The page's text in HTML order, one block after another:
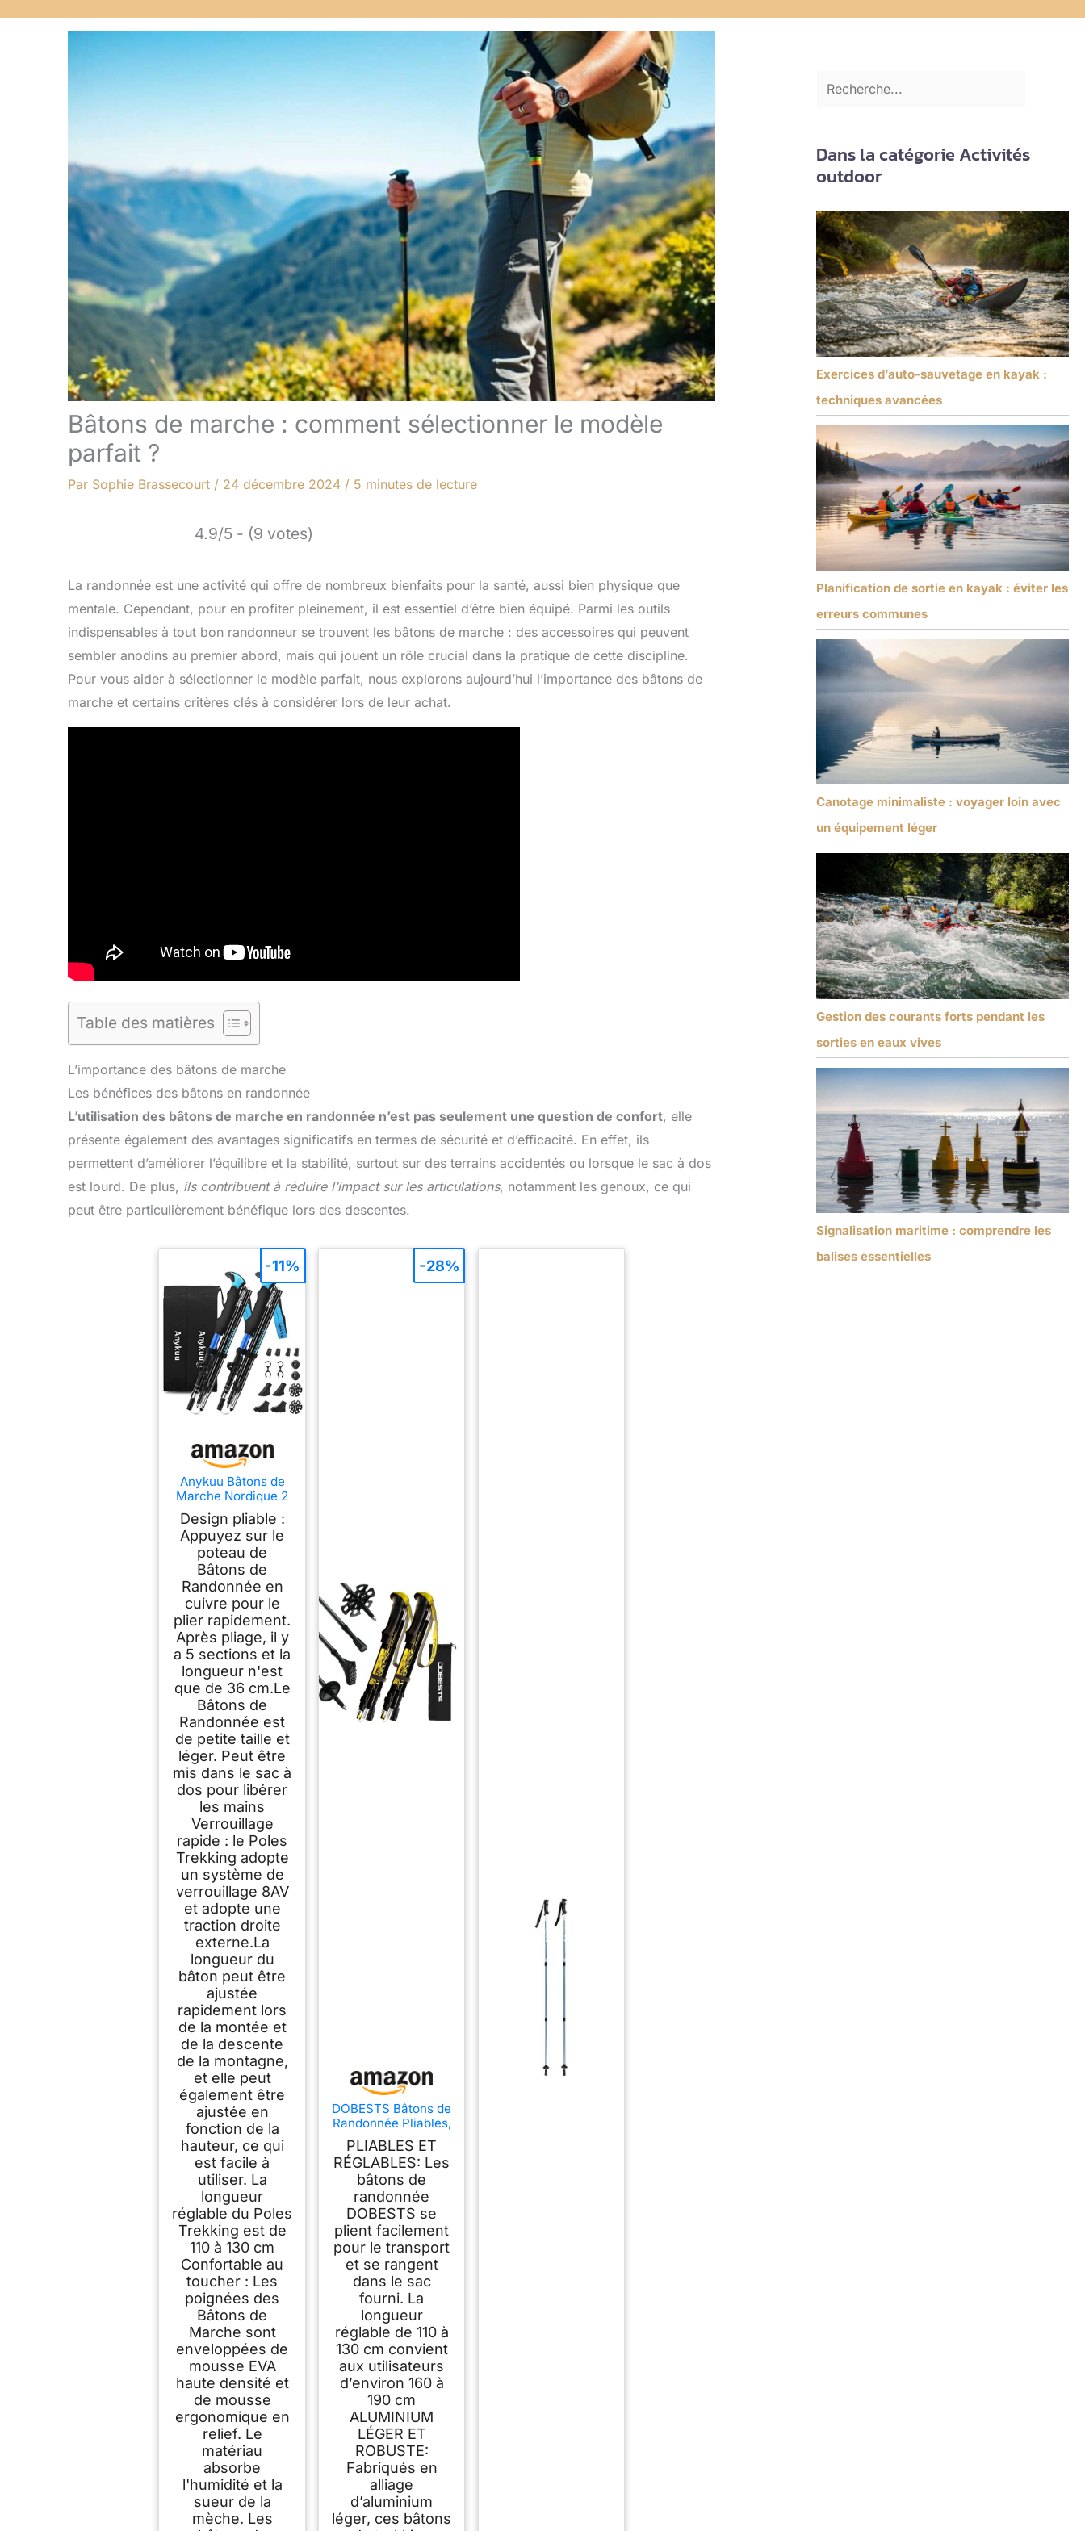
Bâtons de marche : comment sélectionner le modèle
parfait ?
Par Sophie Brassecourt / 24 décembre 2024 / 5 minutes de lecture
4.9/5 - (9 votes)
La randonnée est une activité qui offre de nombreux bienfaits pour la santé, aussi bien physique que
mentale. Cependant, pour en profiter pleinement, il est essentiel d’être bien équipé. Parmi les outils
indispensables à tout bon randonneur se trouvent les bâtons de marche : des accessoires qui peuvent
sembler anodins au premier abord, mais qui jouent un rôle crucial dans la pratique de cette discipline.
Pour vous aider à sélectionner le modèle parfait, nous explorons aujourd’hui l’importance des bâtons de
marche et certains critères clés à considérer lors de leur achat.
Table des matières
L’importance des bâtons de marche
Les bénéfices des bâtons en randonnée
L’utilisation des bâtons de marche en randonnée n’est pas seulement une question de confort, elle
présente également des avantages significatifs en termes de sécurité et d’efficacité. En effet, ils
permettent d’améliorer l’équilibre et la stabilité, surtout sur des terrains accidentés ou lorsque le sac à dos
est lourd. De plus, ils contribuent à réduire l’impact sur les articulations, notamment les genoux, ce qui
peut être particulièrement bénéfique lors des descentes.
Anykuu Bâtons de
Marche Nordique 2
PCS, avec 14
Accessoires
d'escalade, Bâtons
de Randonnée
Telescopiques
Antichoc
Antidérapant Poles
Trekking 7075
Aluminium
Aérospatial
(Réglables 110-130
cm)
Design pliable :
Appuyez sur le
poteau de
Bâtons de
Randonnée en
cuivre pour le
plier rapidement.
Après pliage, il y
a 5 sections et la
longueur n'est
que de 36 cm.Le
Bâtons de
Randonnée est
de petite taille et
léger. Peut être
mis dans le sac à
dos pour libérer
les mains
Verrouillage
rapide : le Poles
Trekking adopte
un système de
verrouillage 8AV
et adopte une
traction droite
externe.La
longueur du
bâton peut être
ajustée
rapidement lors
de la montée et
de la descente
de la montagne,
et elle peut
également être
ajustée en
fonction de la
hauteur, ce qui
est facile à
utiliser. La
longueur
réglable du Poles
Trekking est de
110 à 130 cm
Confortable au
toucher : Les
poignées des
Bâtons de
Marche sont
enveloppées de
mousse EVA
haute densité et
de mousse
ergonomique en
relief. Le
matériau
absorbe
l'humidité et la
sueur de la
mèche. Les
-11%
DOBESTS Bâtons de
Randonnée Pliables,
Aluminium, 110-130
cm
PLIABLES ET
RÉGLABLES: Les
bâtons de
randonnée
DOBESTS se
plient facilement
pour le transport
et se rangent
dans le sac
fourni. La
longueur
réglable de 110 à
130 cm convient
aux utilisateurs
d’environ 160 à
190 cm
ALUMINIUM
LÉGER ET
ROBUSTE:
Fabriqués en
alliage
d’aluminium
léger, ces bâtons
-28%
Dans la catégorie Activités
outdoor
Exercices d’auto-sauvetage en kayak :
techniques avancées
Planification de sortie en kayak : éviter les
erreurs communes
Canotage minimaliste : voyager loin avec
un équipement léger
Gestion des courants forts pendant les
sorties en eaux vives
Signalisation maritime : comprendre les
balises essentielles